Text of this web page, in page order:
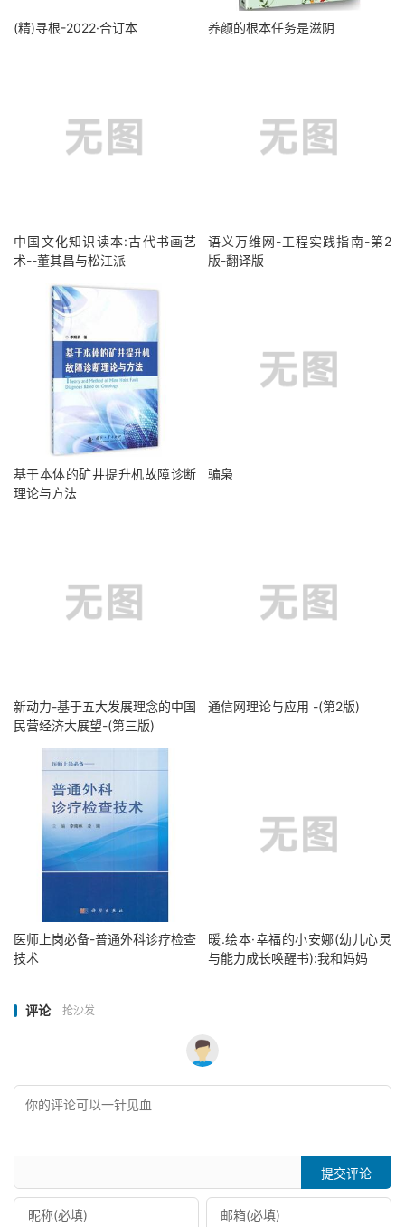
(精)寻根-2022·合订本 养颜的根本任务是滋阴
中国文化知识读本:古代书画艺
术--董其昌与松江派
语义万维网-工程实践指南-第2
版-翻译版
基于本体的矿井提升机故障诊断
理论与方法
骗枭
新动力-基于五大发展理念的中国
民营经济大展望-(第三版)
通信网理论与应用 -(第2版)
医师上岗必备-普通外科诊疗检查
技术
暖.绘本·幸福的小安娜(幼儿心灵
与能力成长唤醒书):我和妈妈
评论 抢沙发
提交评论